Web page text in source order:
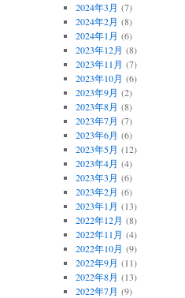
2024年3月 (7)
2024年2月 (8)
2024年1月 (6)
2023年12月 (8)
2023年11月 (7)
2023年10月 (6)
2023年9月 (2)
2023年8月 (8)
2023年7月 (7)
2023年6月 (6)
2023年5月 (12)
2023年4月 (4)
2023年3月 (6)
2023年2月 (6)
2023年1月 (13)
2022年12月 (8)
2022年11月 (4)
2022年10月 (9)
2022年9月 (11)
2022年8月 (13)
2022年7月 (9)